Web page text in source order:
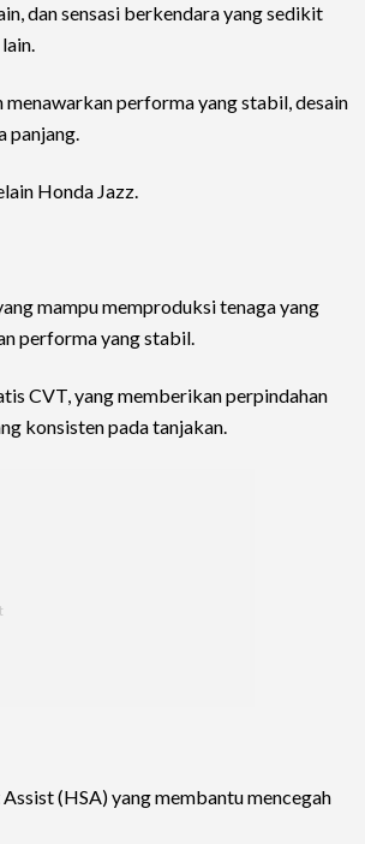
dan sensasi berkendara yang sedikit
performa yang stabil, desain
panjang.
Honda Jazz.
mampu memproduksi tenaga yang
performa yang stabil.
CVT, yang memberikan perpindahan
konsisten pada tanjakan.
(HSA) yang membantu mencegah